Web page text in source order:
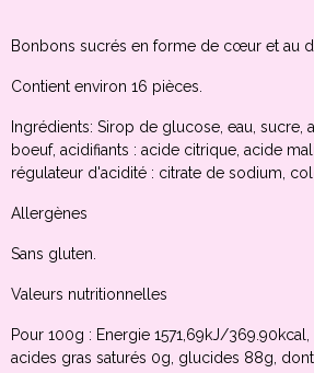
Bonbons sucrés en forme de cœur et au
Contient environ 16 pièces.
Ingrédients: Sirop de glucose, eau, sucre,
boeuf, acidifiants : acide citrique, acide
régulateur d'acidité : citrate de sodium,
Allergènes
Sans gluten.
Valeurs nutritionnelles
Pour 100g : Energie 1571,69kJ/
acides gras saturés 0g, glucides 88g, dont